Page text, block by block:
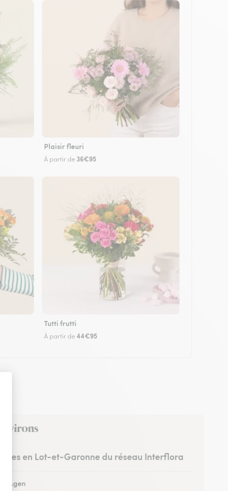
Plaisir fleuri
À partir de 36€95
Tutti frutti
À partir de44€95
en Lot-et-Garonne du réseau Interflora
à Agen